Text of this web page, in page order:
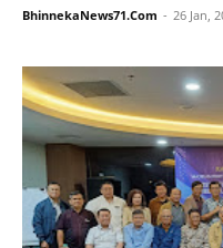
BhinnekaNews71.Com 26 Jan,